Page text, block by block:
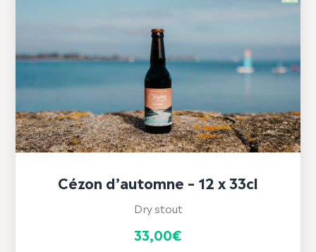
Cézon d’automne – 12 x 33cl
Dry stout
33,00€